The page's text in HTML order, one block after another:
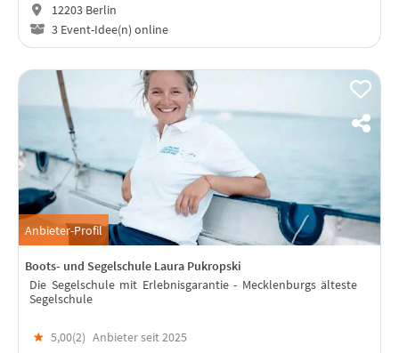
12203 Berlin
3 Event-Idee(n) online
Anbieter-Profil
Boots- und Segelschule Laura Pukropski
Die Segelschule mit Erlebnisgarantie - Mecklenburgs älteste
Segelschule
★ 5,00(2) Anbieter seit 2025